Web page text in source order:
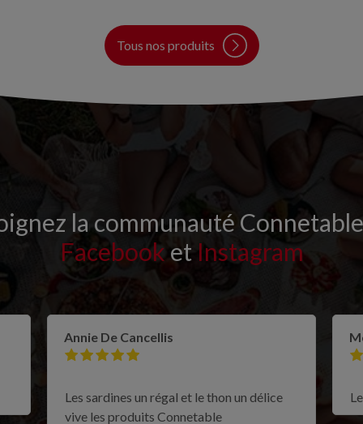
Tous nos produits
la communauté
Facebook et Instagram
Annie De Cancellis
Les sardines un régal et le thon un délice
vive les produits Connetable